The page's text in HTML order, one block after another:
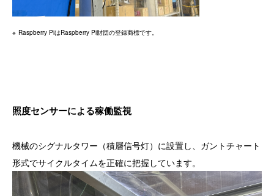
Raspberry PiはRaspberry Pi財団の登録商標です。
照度センサーによる稼働監視
機械のシグナルタワー（積層信号灯）に設置し、ガントチャート
形式でサイクルタイムを正確に把握しています。